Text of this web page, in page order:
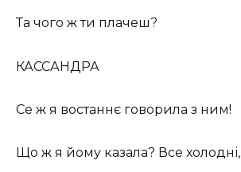
Та чого ж ти плачеш?
КАССАНДРА
Се ж я востаннє говорила з ним!
Що ж я йому казала? Все холодні,